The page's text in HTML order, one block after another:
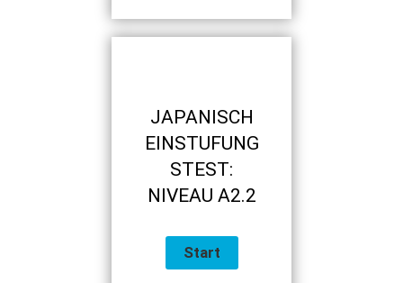
JAPANISCH
EINSTUFUNG
STEST:
NIVEAU A2.2